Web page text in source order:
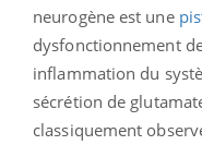
neurogène est une
dysfonctionnement
inflammation du
sécrétion de
classiquement